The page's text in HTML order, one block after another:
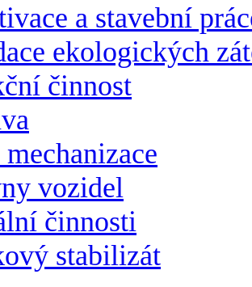
a stavební
ekologických
činnost
vozidel
činnosti
stabilizát